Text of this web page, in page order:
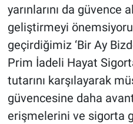
yarınlarını da güvence
geliştirmeyi
geçirdiğimiz ‘Bir Ay
Prim İadeli Hayat
tutarını karşılayarak
güvencesine daha
erişmelerini ve sigorta